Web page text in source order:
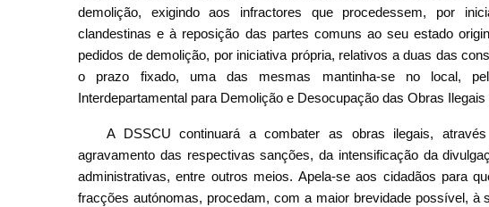
demolição, exigindo aos infractores que procedessem, por
clandestinas e à reposição das partes comuns ao seu estado
pedidos de demolição, por iniciativa própria, relativos a duas das
o prazo fixado, uma das mesmas mantinha-se no local,
Interdepartamental para Demolição e Desocupação das Obras
A DSSCU continuará a combater as obras ilegais,
agravamento das respectivas sanções, da intensificação da
administrativas, entre outros meios. Apela-se aos cidadãos para
fracções autónomas, procedam, com a maior brevidade possível, à